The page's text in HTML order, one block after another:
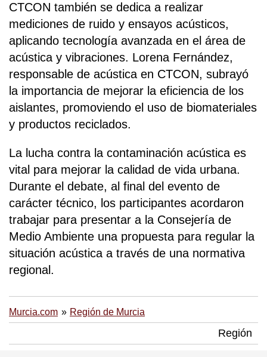
CTCON también se dedica a realizar
mediciones de ruido y ensayos acústicos,
aplicando tecnología avanzada en el área de
acústica y vibraciones. Lorena Fernández,
responsable de acústica en CTCON, subrayó
la importancia de mejorar la eficiencia de los
aislantes, promoviendo el uso de biomateriales
y productos reciclados.
La lucha contra la contaminación acústica es
vital para mejorar la calidad de vida urbana.
Durante el debate, al final del evento de
carácter técnico, los participantes acordaron
trabajar para presentar a la Consejería de
Medio Ambiente una propuesta para regular la
situación acústica a través de una normativa
regional.
Murcia.com Región de Murcia
Región